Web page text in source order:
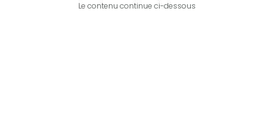
Le contenu continue ci-dessous